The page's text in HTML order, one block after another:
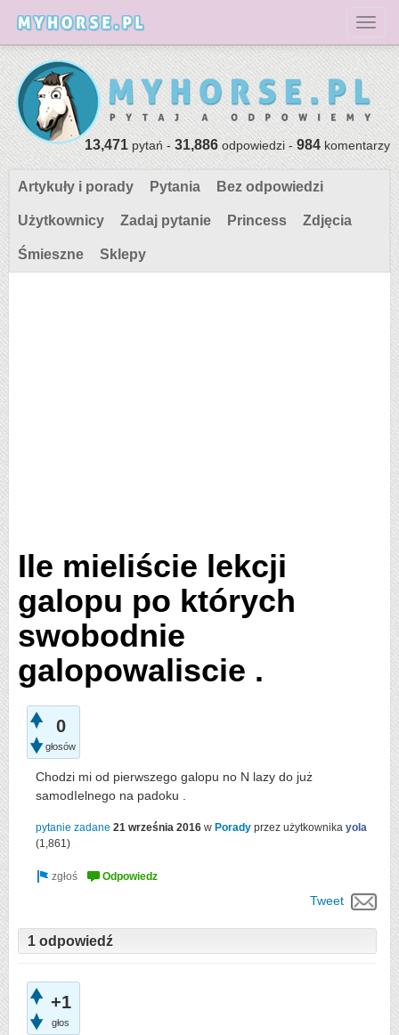
13,471pytań -31,886odpowiedzi -984komentarzy
Artykuły i porady Pytania Bez odpowiedzi
Użytkownicy Zadaj pytanie Princess Zdjęcia
Śmieszne Sklepy
Ile mieliście lekcji
galopu po których
swobodnie
galopowaliscie .
0
głosów
Chodzi mi od pierwszego galopu no N lazy do już
samodIelnego na padoku .
pytanie zadane 21 września 2016 w Porady przez użytkownika yola
(1,861)
Tweet
1 odpowiedź
+1
głos